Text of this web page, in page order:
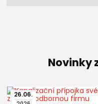
Novinky
26.06.